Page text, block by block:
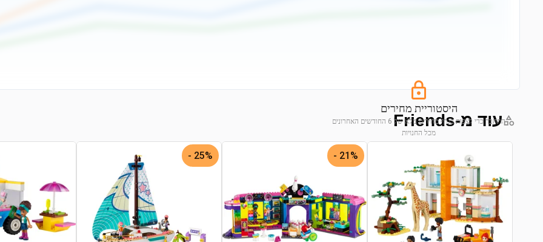
היסטוריית מחירים
התחבר כדי לצפות בגרף מחירים מלא של 6 החודשים האחרונים
מכל החנויות
עוד מ-Friends
21% -
25% -